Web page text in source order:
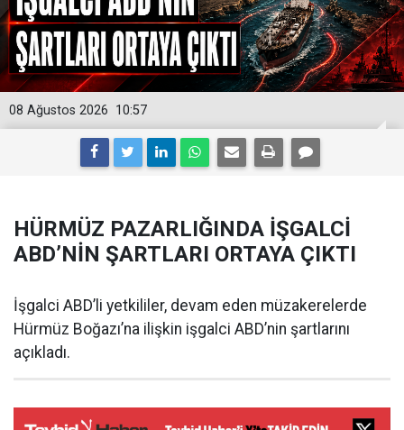
10:57
08 Ağustos 2026
HÜRMÜZ PAZARLIĞINDA İŞGALCİ
ABD’NİN ŞARTLARI ORTAYA ÇIKTI
İşgalci ABD’li yetkililer, devam eden müzakerelerde
Hürmüz Boğazı’na ilişkin işgalci ABD’nin şartlarını
açıkladı.